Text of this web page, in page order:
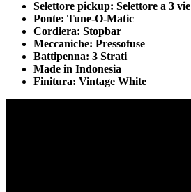
Selettore pickup: Selettore a 3 vie
Ponte: Tune-O-Matic
Cordiera: Stopbar
Meccaniche: Pressofuse
Battipenna: 3 Strati
Made in Indonesia
Finitura: Vintage White